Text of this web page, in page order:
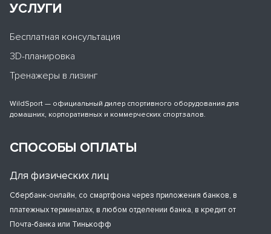
УСЛУГИ
Бесплатная консультация
3D-планировка
Тренажеры в лизинг
WildSport — официальный дилер спортивного оборудования для
домашних, корпоративных и коммерческих спортзалов.
СПОСОБЫ ОПЛАТЫ
Для физических лиц
Сбербанк-онлайн, со смартфона через приложения банков, в
платежных терминалах, в любом отделении банка, в кредит от
Почта-банка или Тинькофф